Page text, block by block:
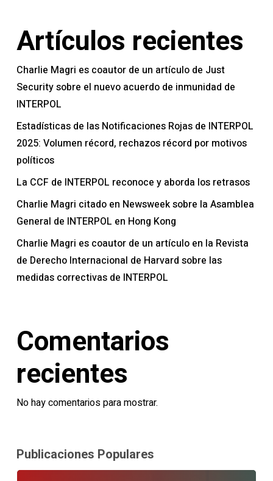
Artículos recientes
Charlie Magri es coautor de un artículo de Just
Security sobre el nuevo acuerdo de inmunidad de
INTERPOL
Estadísticas de las Notificaciones Rojas de INTERPOL
2025: Volumen récord, rechazos récord por motivos
políticos
La CCF de INTERPOL reconoce y aborda los retrasos
Charlie Magri citado en Newsweek sobre la Asamblea
General de INTERPOL en Hong Kong
Charlie Magri es coautor de un artículo en la Revista
de Derecho Internacional de Harvard sobre las
medidas correctivas de INTERPOL
Comentarios
recientes
No hay comentarios para mostrar.
Publicaciones Populares